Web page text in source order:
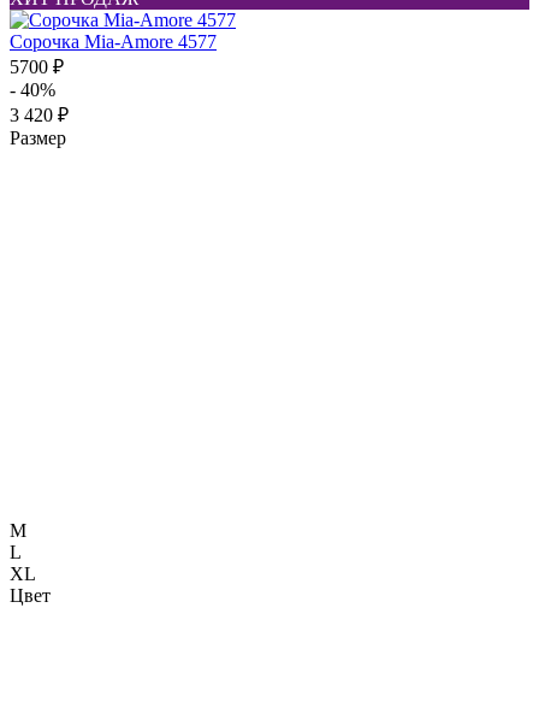
Сорочка Mia-Amore 4577
5700 ₽
- 40%
3 420 ₽
Размер
M
L
XL
Цвет